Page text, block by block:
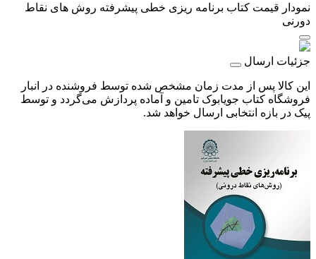
نمودار قیمت کتاب برنامه ریزی خطی پیشرفته روش های نقاط
دورنی
جزئیات ارسال
این کالا پس از مدت زمان مشخص شده توسط فروشنده در انبار
فروشگاه کتاب جویابوک تامین و آماده پردازش می‌گردد و توسط
پیک در بازه انتخابی ارسال خواهد شد.